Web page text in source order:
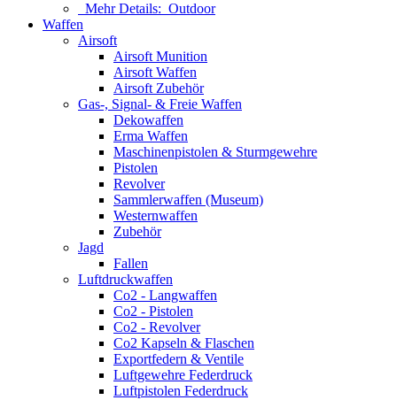
Mehr Details: Outdoor
Waffen
Airsoft
Airsoft Munition
Airsoft Waffen
Airsoft Zubehör
Gas-, Signal- & Freie Waffen
Dekowaffen
Erma Waffen
Maschinenpistolen & Sturmgewehre
Pistolen
Revolver
Sammlerwaffen (Museum)
Westernwaffen
Zubehör
Jagd
Fallen
Luftdruckwaffen
Co2 - Langwaffen
Co2 - Pistolen
Co2 - Revolver
Co2 Kapseln & Flaschen
Exportfedern & Ventile
Luftgewehre Federdruck
Luftpistolen Federdruck